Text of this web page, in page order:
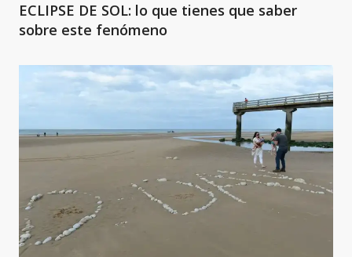
ECLIPSE DE SOL: lo que tienes que saber
sobre este fenómeno